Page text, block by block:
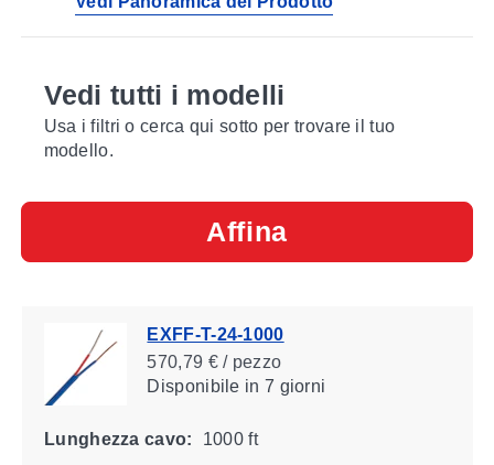
Vedi tutti i modelli
Usa i filtri o cerca qui sotto per trovare il tuo
modello.
Affina
EXFF-T-24-1000
570,79 € / pezzo
Disponibile in 7 giorni
Lunghezza cavo: 1000 ft